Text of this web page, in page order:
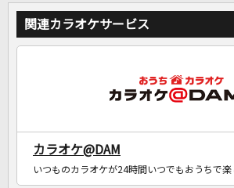
家族や友達と一緒に！練習に
関連カラオケサービス
カラオケ@DAM
いつものカラオケが24時間いつでもおうちで楽